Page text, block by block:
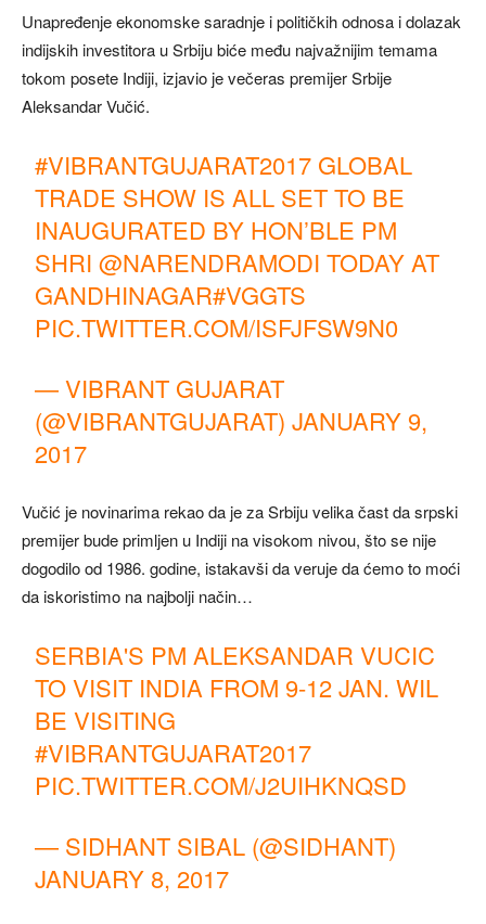
Unapređenje ekonomske saradnje i političkih odnosa i dolazak
indijskih investitora u Srbiju biće među najvažnijim temama
tokom posete Indiji, izjavio je večeras premijer Srbije
Aleksandar Vučić.
#VIBRANTGUJARAT2017 GLOBAL
TRADE SHOW IS ALL SET TO BE
INAUGURATED BY HON’BLE PM
SHRI@NARENDRAMODI TODAY AT
GANDHINAGAR#VGGTS
PIC.TWITTER.COM/ISFJFSW9N0
— VIBRANT GUJARAT
(@VIBRANTGUJARAT)JANUARY 9,
2017
Vučić je novinarima rekao da je za Srbiju velika čast da srpski
premijer bude primljen u Indiji na visokom nivou, što se nije
dogodilo od 1986. godine, istakavši da veruje da ćemo to moći
da iskoristimo na najbolji način…
SERBIA'S PM ALEKSANDAR VUCIC
TO VISIT INDIA FROM 9-12 JAN. WIL
BE VISITING
#VIBRANTGUJARAT2017
PIC.TWITTER.COM/J2UIHKNQSD
— SIDHANT SIBAL (@SIDHANT)
JANUARY 8, 2017